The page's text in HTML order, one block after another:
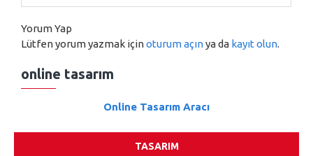
Yorum Yap
Lütfen yorum yazmak içinoturum açınya da kayıt olun.
online tasarım
Online Tasarım Aracı
TASARIM